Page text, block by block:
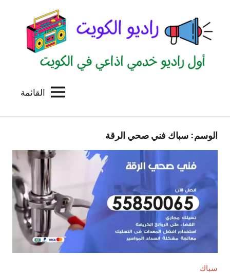
المحتوى
الكويت
للاعلانات
القائمة
الوسم: سباك فني صحي الرقة
سباك